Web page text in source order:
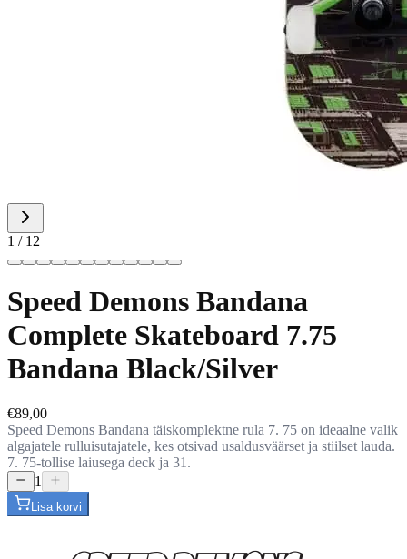
1 / 12
Speed Demons Bandana
Complete Skateboard 7.75
Bandana Black/Silver
€89,00
Speed Demons Bandana täiskomplektne rula 7. 75 on ideaalne valik
algajatele rulluisutajatele, kes otsivad usaldusväärset ja stiilset lauda.
7. 75-tollise laiusega deck ja 31.
1
Lisa korvi